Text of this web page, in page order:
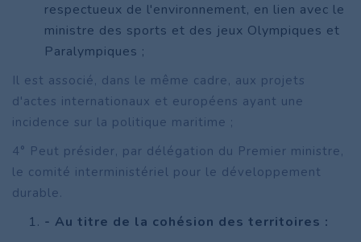
respectueux de l'environnement, en lien avec le
ministre des sports et des jeux Olympiques et
Paralympiques ;
Il est associé, dans le même cadre, aux projets
d'actes internationaux et européens ayant une
incidence sur la politique maritime ;
4° Peut présider, par délégation du Premier ministre,
le comité interministériel pour le développement
durable.
- Au titre de la cohésion des territoires :